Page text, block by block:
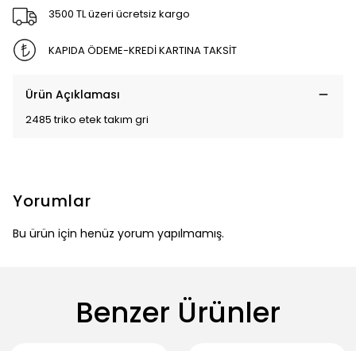
3500 TL üzeri ücretsiz kargo
KAPIDA ÖDEME-KREDİ KARTINA TAKSİT
Ürün Açıklaması
2485 triko etek takım gri
Yorumlar
Bu ürün için henüz yorum yapılmamış.
Benzer Ürünler